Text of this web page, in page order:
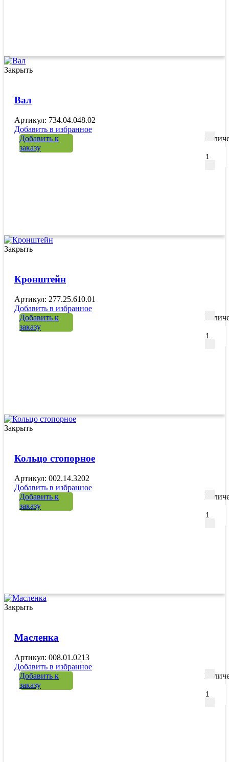
Закрыть
Вал
Артикул: 734.04.048.02
Добавить в избранное
Добавить к
заказу
Закрыть
Кронштейн
Артикул: 277.25.610.01
Добавить в избранное
Добавить к
заказу
Закрыть
Кольцо стопорное
Артикул: 002.14.3202
Добавить в избранное
Добавить к
заказу
Закрыть
Масленка
Артикул: 008.01.0213
Добавить в избранное
Добавить к
заказу